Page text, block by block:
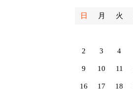
日 月 火
2 3 4
9 10 11
16 17 18